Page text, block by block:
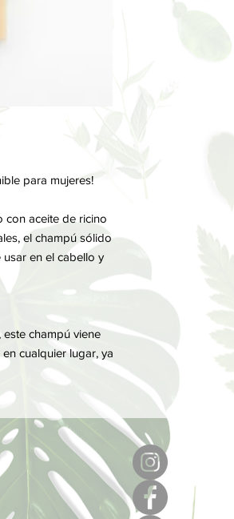
para mujeres!
con aceite de ricino
el champú sólido
en el cabello y
champú viene
cualquier lugar, ya